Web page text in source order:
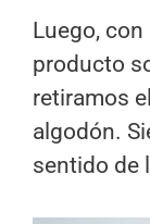
Luego,
producto
retiramos
algodón.
sentido de